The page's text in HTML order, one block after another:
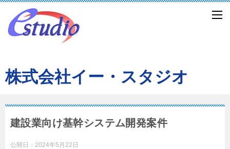
株式会社イー・スタジオ
建設業向け基幹システム開発案件
公開日： 2024年5月22日